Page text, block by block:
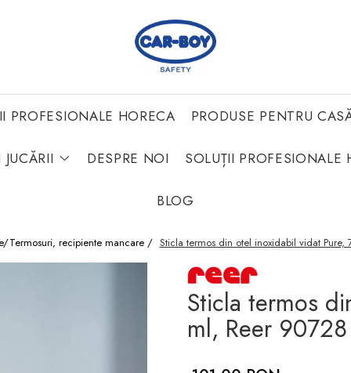
PROFESIONALE HORECA PRODUSE PENTRU
JUCĂRII DESPRE NOI SOLUȚII PROFESIONALE
BLOG
Termosuri, recipiente mancare / Sticla termos din otel inoxidabil vidat
Sticla termos
ml, Reer 90728